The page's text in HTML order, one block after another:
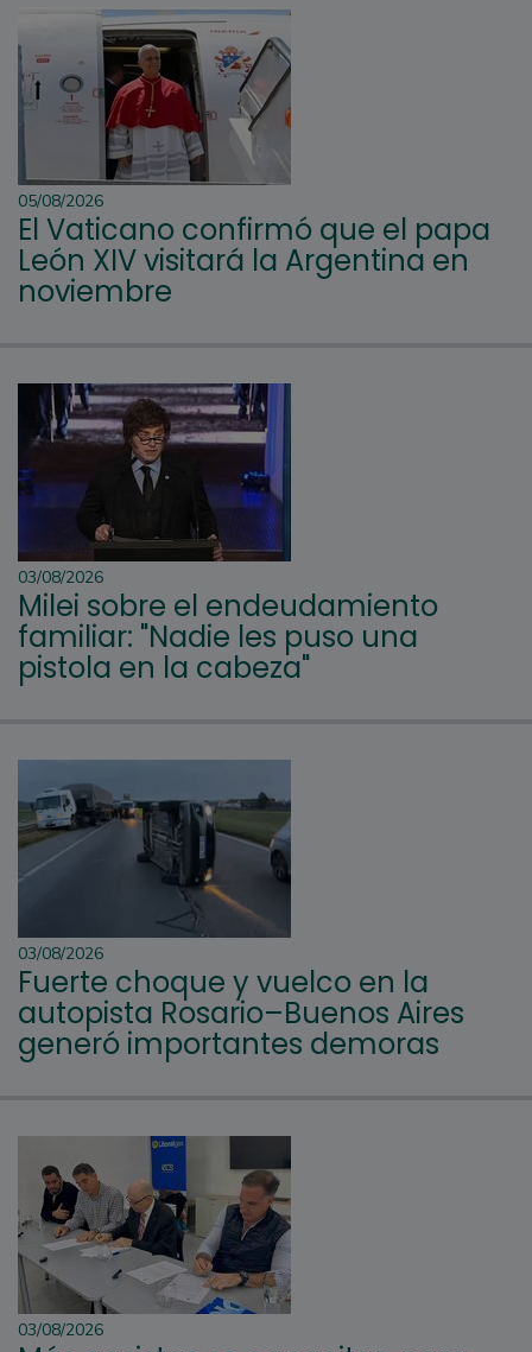
05/08/2026
El Vaticano confirmó que el papa
León XIV visitará la Argentina en
noviembre
03/08/2026
Milei sobre el endeudamiento
familiar: "Nadie les puso una
pistola en la cabeza"
03/08/2026
Fuerte choque y vuelco en la
autopista Rosario–Buenos Aires
generó importantes demoras
03/08/2026